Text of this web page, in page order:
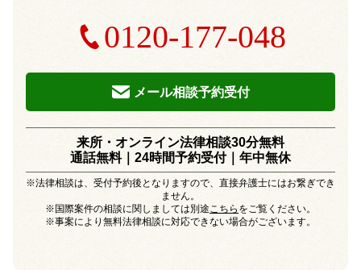
0120-177-048
メール相談予約受付
来所・オンライン法律相談30分無料
通話無料｜24時間予約受付｜年中無休
※法律相談は、受付予約後となりますので、直接弁護士にはお繋ぎでき
ません。
※国際案件の相談に関しましては別途こちら をご覧ください。
※事案により無料法律相談に対応できない場合がございます。